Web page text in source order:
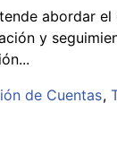
abordar
y
de Cuentas